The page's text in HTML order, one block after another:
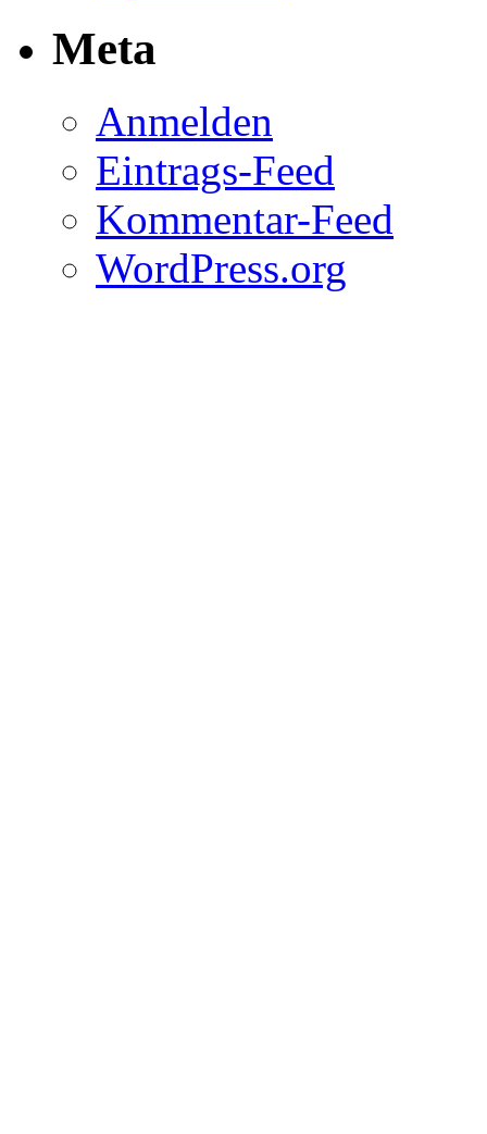
Meta
Anmelden
Eintrags-Feed
Kommentar-Feed
WordPress.org